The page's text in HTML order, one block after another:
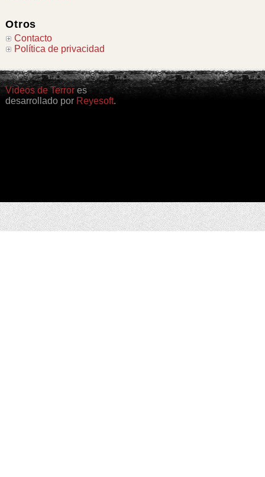
Otros
Contacto
Política de privacidad
Videos de Terrores
desarrollado por Reyesoft.